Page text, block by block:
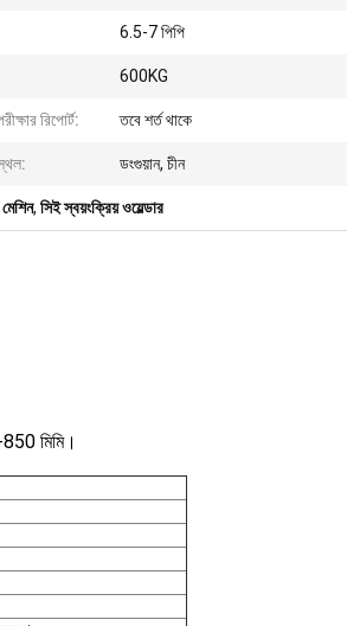
6.5-7 পিপি
600KG
রিপোর্ট: তবে শর্ত থাকে
ডংগুয়ান, চীন
, সিই স্বয়ংক্রিয় ওয়েল্ডার
850 মিমি।